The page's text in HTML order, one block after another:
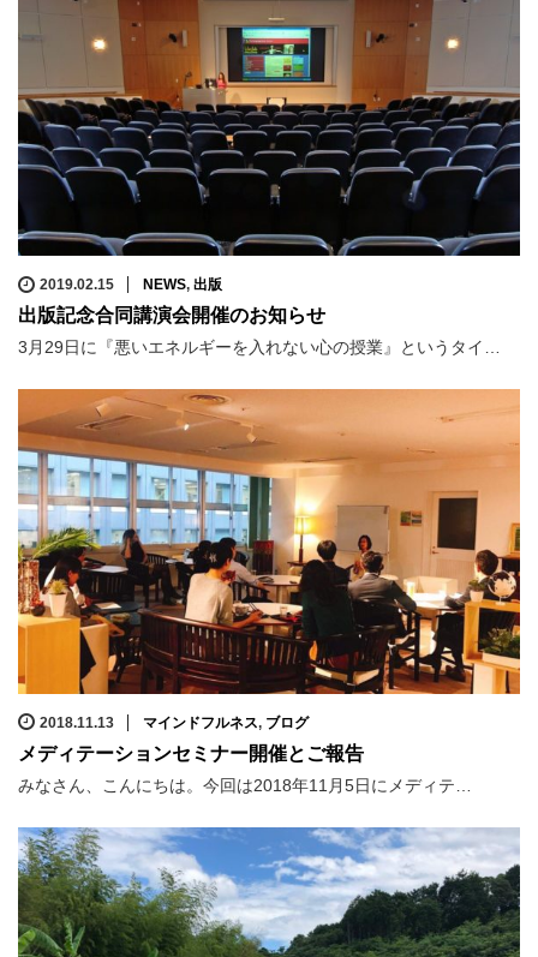
2019.02.15 NEWS, 出版
出版記念合同講演会開催のお知らせ
3月29日に『悪いエネルギーを入れない心の授業』というタイ…
2018.11.13 マインドフルネス, ブログ
メディテーションセミナー開催とご報告
みなさん、こんにちは。今回は2018年11月5日にメディテ…